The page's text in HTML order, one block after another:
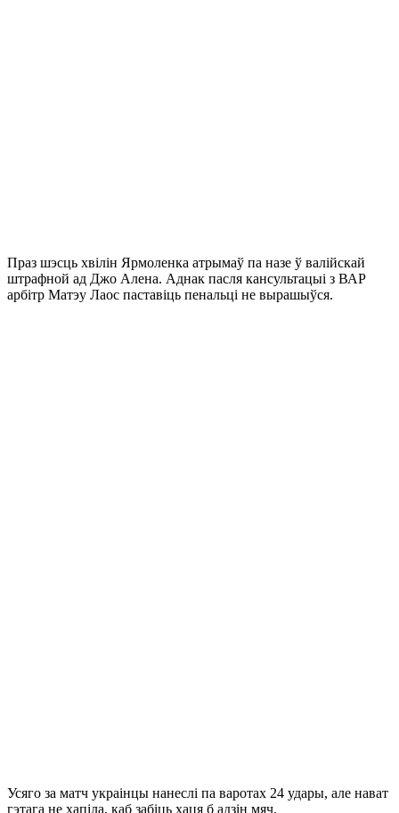
Праз шэсць хвілін Ярмоленка атрымаў па назе ў валійскай
штрафной ад Джо Алена. Аднак пасля кансультацыі з ВАР
арбітр Матэу Лаос паставіць пенальці не вырашыўся.
Усяго за матч украінцы нанеслі па варотах 24 удары, але нават
гэтага не хапіла, каб забіць хаця б адзін мяч.